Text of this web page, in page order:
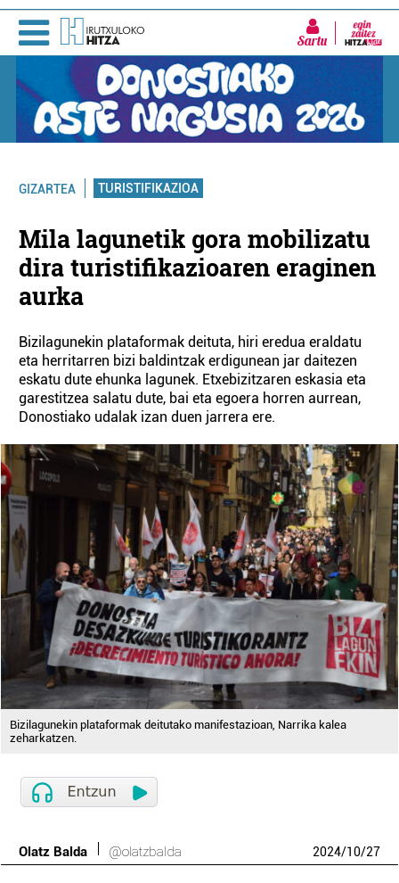
Sartu
GIZARTEA TURISTIFIKAZIOA
Mila lagunetik gora mobilizatu
dira turistifikazioaren eraginen
aurka
Bizilagunekin plataformak deituta, hiri eredua eraldatu
eta herritarren bizi baldintzak erdigunean jar daitezen
eskatu dute ehunka lagunek. Etxebizitzaren eskasia eta
garestitzea salatu dute, bai eta egoera horren aurrean,
Donostiako udalak izan duen jarrera ere.
Bizilagunekin plataformak deitutako manifestazioan, Narrika kalea
zeharkatzen.
Olatz Balda @olatzbalda 2024/10/27